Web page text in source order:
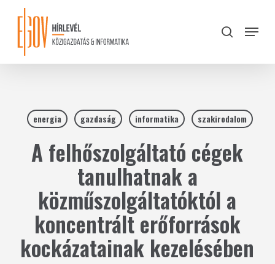
content
search
Menu
energia gazdaság informatika szakirodalom
A felhőszolgáltató cégek
tanulhatnak a
közműszolgáltatóktól a
koncentrált erőforrások
kockázatainak kezelésében
Close